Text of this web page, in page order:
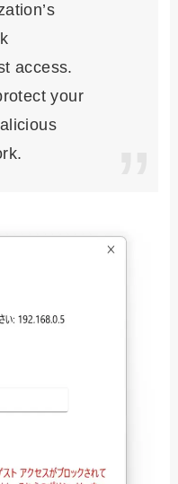
access.
your